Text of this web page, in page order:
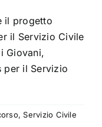
il progetto
il Servizio Civile
Giovani,
per il Servizio
,Servizio Civile